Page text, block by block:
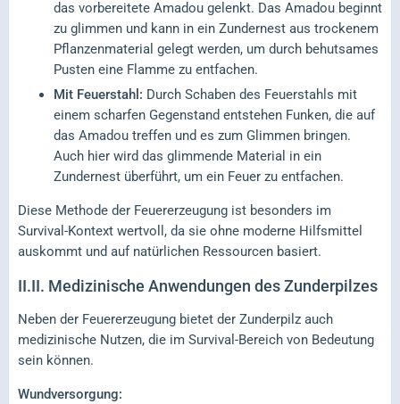
das vorbereitete Amadou gelenkt. Das Amadou beginnt
zu glimmen und kann in ein Zundernest aus trockenem
Pflanzenmaterial gelegt werden, um durch behutsames
Pusten eine Flamme zu entfachen.
Mit Feuerstahl: Durch Schaben des Feuerstahls mit
einem scharfen Gegenstand entstehen Funken, die auf
das Amadou treffen und es zum Glimmen bringen.
Auch hier wird das glimmende Material in ein
Zundernest überführt, um ein Feuer zu entfachen.
Diese Methode der Feuererzeugung ist besonders im
Survival-Kontext wertvoll, da sie ohne moderne Hilfsmittel
auskommt und auf natürlichen Ressourcen basiert.
II.II. Medizinische Anwendungen des Zunderpilzes
Neben der Feuererzeugung bietet der Zunderpilz auch
medizinische Nutzen, die im Survival-Bereich von Bedeutung
sein können.
Wundversorgung: